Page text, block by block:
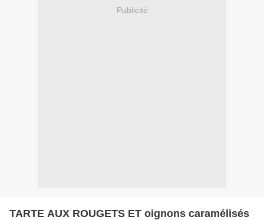
Publicité
TARTE AUX ROUGETS ET oignons caramélisés